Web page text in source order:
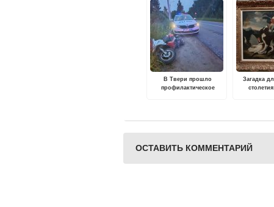
В Твери прошло
профилактическое
Загадка
ОСТАВИТЬ КОММЕНТАРИЙ